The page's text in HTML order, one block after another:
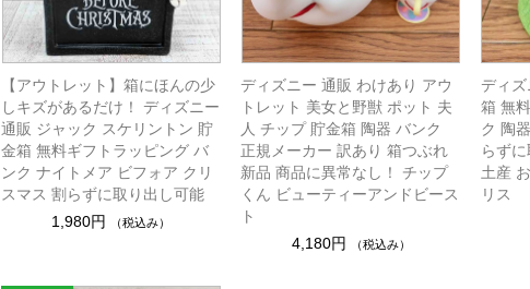
【アウトレット】箱にほんの少
しキズがあるだけ！ ディズニー
通販 ジャック スケリントン 貯
金箱 無料ギフトラッピング バ
ンク ナイトメア ビフォア クリ
スマス 割らずに取り出し可能
1,980円
（税込み）
ディズニー 通販 わけあり アウ
トレット 美女と野獣 ポット 夫
人 チップ 貯金箱 陶器 バンク
正規メーカー 訳あり 箱つぶれ
新品 商品に異常なし！ チップ
くん ビューティーアンドビース
ト
4,180円
（税込み）
ディ
箱 無
ク 陶
らず
土産
リス